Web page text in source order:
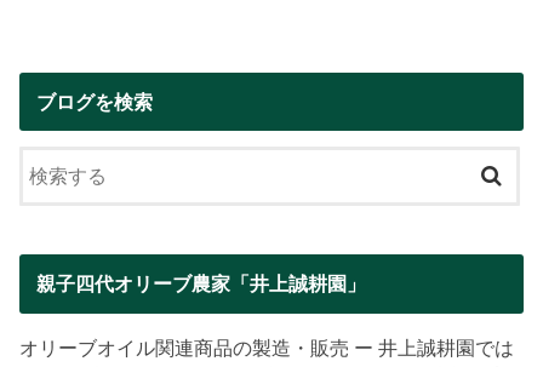
ブログを検索
親子四代オリーブ農家「井上誠耕園」
オリーブオイル関連商品の製造・販売 ー 井上誠耕園では